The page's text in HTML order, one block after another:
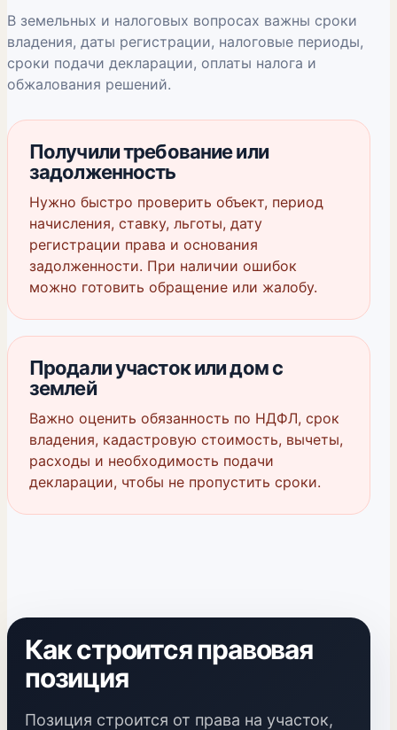
В земельных и налоговых вопросах важны сроки
владения, даты регистрации, налоговые периоды,
сроки подачи декларации, оплаты налога и
обжалования решений.
Получили требование или
задолженность
Нужно быстро проверить объект, период
начисления, ставку, льготы, дату
регистрации права и основания
задолженности. При наличии ошибок
можно готовить обращение или жалобу.
Продали участок или дом с
землей
Важно оценить обязанность по НДФЛ, срок
владения, кадастровую стоимость, вычеты,
расходы и необходимость подачи
декларации, чтобы не пропустить сроки.
Как строится правовая
позиция
Позиция строится от права на участок,